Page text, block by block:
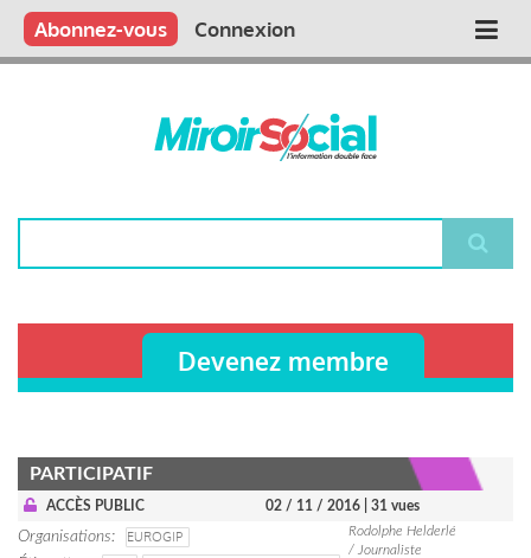
Aller
contenu
Main
Qui sommes nous ?
Vous publiez
Nous publions
Contactez-nous
Abonnez-vous Connexion
Devenez membre
PARTICIPATIF
ACCÈS PUBLIC 02 / 11 / 2016 | 31 vues
Organisations
EUROGIP
Rodolphe Helderlé
/ Journaliste